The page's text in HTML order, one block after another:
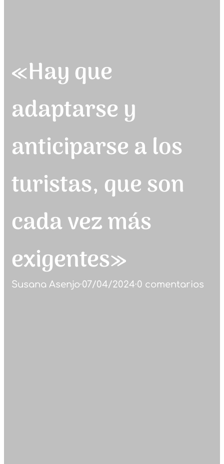
«Hay que
adaptarse y
anticiparse a los
turistas, que son
cada vez más
exigentes»
Susana Asenjo·07/04/2024·0 comentarios